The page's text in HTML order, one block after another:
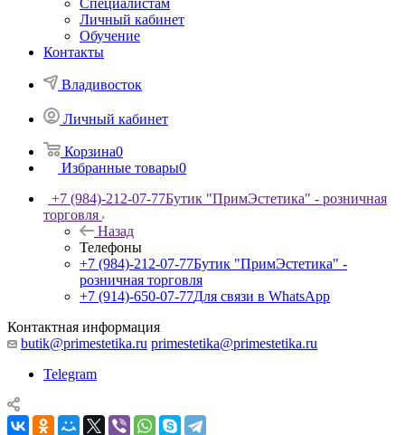
Специалистам
Личный кабинет
Обучение
Контакты
Владивосток
Личный кабинет
Корзина0
Избранные товары0
+7 (984)-212-07-77Бутик "ПримЭстетика" - розничная
торговля
Назад
Телефоны
+7 (984)-212-07-77Бутик "ПримЭстетика" -
розничная торговля
+7 (914)-650-07-77Для связи в WhatsApp
Контактная информация
butik@primestetika.ru primestetika@primestetika.ru
Telegram